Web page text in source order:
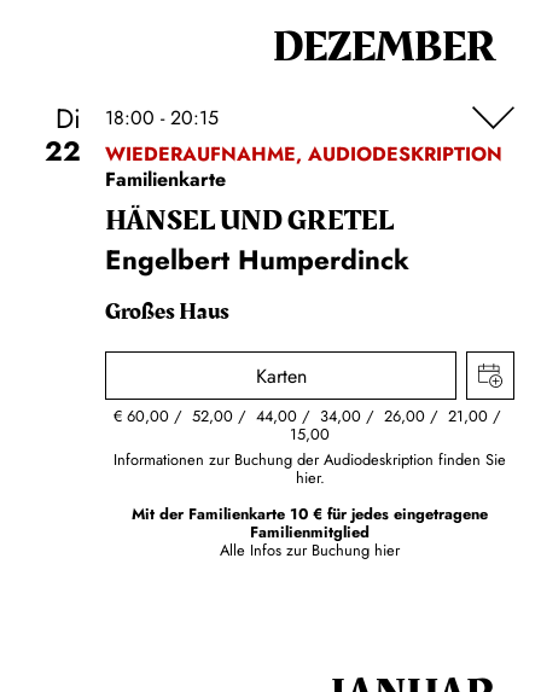
DEZEMBER
Di
22
18:00 - 20:15
WIEDERAUFNAHME, AUDIODESKRIPTION
Familienkarte
HÄNSEL UND GRETEL
Engelbert Humperdinck
Großes Haus
Karten
€60,00 52,00 44,00 34,00 26,00 21,00
15,00
Informationen zur Buchung der Audiodeskription finden Sie
hier.
Mit der Familienkarte 10 € für jedes eingetragene
Familienmitglied
Alle Infos zur Buchung hier